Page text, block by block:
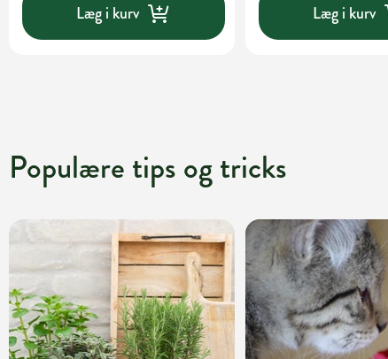
Læg i kurv Læg i kurv
Populære tips og tricks